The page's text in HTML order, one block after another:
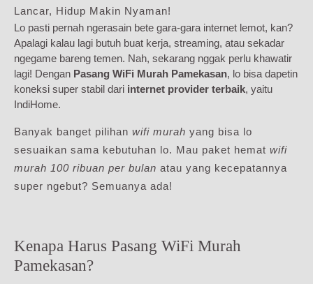
Lancar, Hidup Makin Nyaman!
Lo pasti pernah ngerasain bete gara-gara internet lemot, kan?
Apalagi kalau lagi butuh buat kerja, streaming, atau sekadar
ngegame bareng temen. Nah, sekarang nggak perlu khawatir
lagi! Dengan Pasang WiFi Murah Pamekasan, lo bisa dapetin
koneksi super stabil dari internet provider terbaik, yaitu
IndiHome.
Banyak banget pilihan wifi murah yang bisa lo
sesuaikan sama kebutuhan lo. Mau paket hemat wifi
murah 100 ribuan per bulan atau yang kecepatannya
super ngebut? Semuanya ada!
Kenapa Harus Pasang WiFi Murah
Pamekasan?